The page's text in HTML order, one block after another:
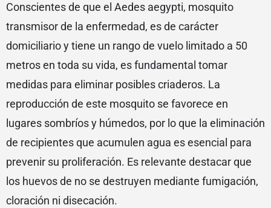
Conscientes de que el Aedes aegypti, mosquito
transmisor de la enfermedad, es de carácter
domiciliario y tiene un rango de vuelo limitado a 50
metros en toda su vida, es fundamental tomar
medidas para eliminar posibles criaderos. La
reproducción de este mosquito se favorece en
lugares sombríos y húmedos, por lo que la eliminación
de recipientes que acumulen agua es esencial para
prevenir su proliferación. Es relevante destacar que
los huevos de no se destruyen mediante fumigación,
cloración ni disecación.